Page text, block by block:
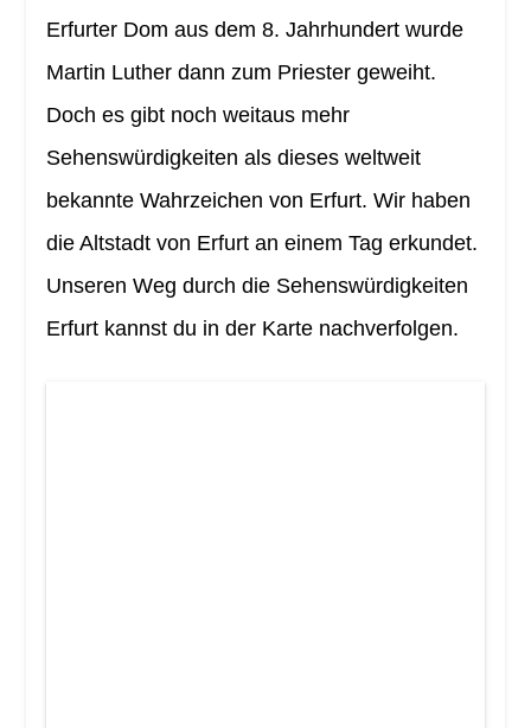
Erfurter Dom aus dem 8. Jahrhundert wurde
Martin Luther dann zum Priester geweiht.
Doch es gibt noch weitaus mehr
Sehenswürdigkeiten als dieses weltweit
bekannte Wahrzeichen von Erfurt. Wir haben
die Altstadt von Erfurt an einem Tag erkundet.
Unseren Weg durch die Sehenswürdigkeiten
Erfurt kannst du in der Karte nachverfolgen.